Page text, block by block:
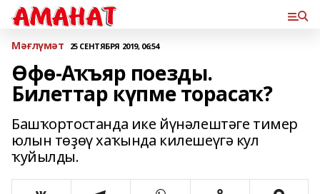
Мәғлүмәт 25 СЕНТЯБРЯ 2019, 06:54
Өфө-Аҡъяр поезды.
Билеттар күпме торасаҡ?
Башҡортостанда ике йүнәлештәге тимер
юлын төҙөү хаҡында килешеүгә кул
ҡуйылды.